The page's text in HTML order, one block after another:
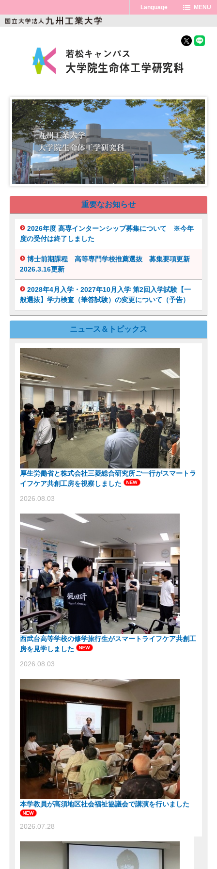
Language MENU
重要なお知らせ
2026年度 高専インターンシップ募集について ※今年
度の受付は終了しました
博士前期課程 高等専門学校推薦選抜 募集要項更新
2026.3.16更新
2028年4月入学・2027年10月入学 第2回入学試験【一
般選抜】学力検査（筆答試験）の変更について（予告）
ニュース＆トピックス
厚生労働省と株式会社三菱総合研究所ご一行がスマートラ
イフケア共創工房を視察しました
2026.08.03
西武台高等学校の修学旅行生がスマートライフケア共創工
房を見学しました
2026.08.03
本学教員が高須地区社会福祉協議会で講演を行いました
2026.07.28